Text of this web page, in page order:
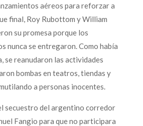
aéreos para reforzar a
final, Roy Rubottom y William
su promesa porque los
nunca se entregaron. Como había
se reanudaron las actividades
bombas en teatros, tiendas y
a personas inocentes.
secuestro del argentino corredor
Fangio para que no participara